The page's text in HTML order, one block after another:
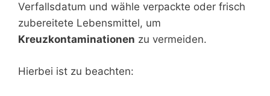
Verfallsdatum und wähle verpackte oder frisch
zubereitete Lebensmittel, um
Kreuzkontaminationen zu vermeiden.
Hierbei ist zu beachten: